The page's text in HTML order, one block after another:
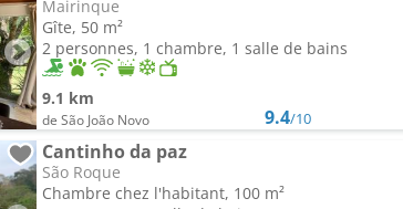
Mairinque
Gîte, 50 m²
2 personnes, 1 chambre, 1 salle de bains
9.1 km
de São João Novo 9.4/10
Cantinho da paz
São Roque
Chambre chez l'habitant, 100 m²